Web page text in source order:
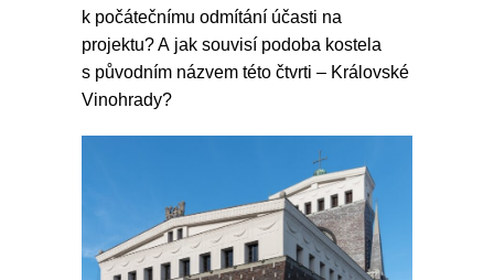
k počátečnímu odmítání účasti na
projektu? A jak souvisí podoba kostela
s původním názvem této čtvrti –⁠ Královské
Vinohrady?